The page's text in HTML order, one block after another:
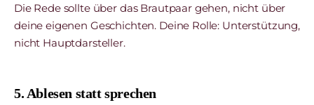
Die Rede sollte über das Brautpaar gehen, nicht über
deine eigenen Geschichten. Deine Rolle: Unterstützung,
nicht Hauptdarsteller.
5. Ablesen statt sprechen